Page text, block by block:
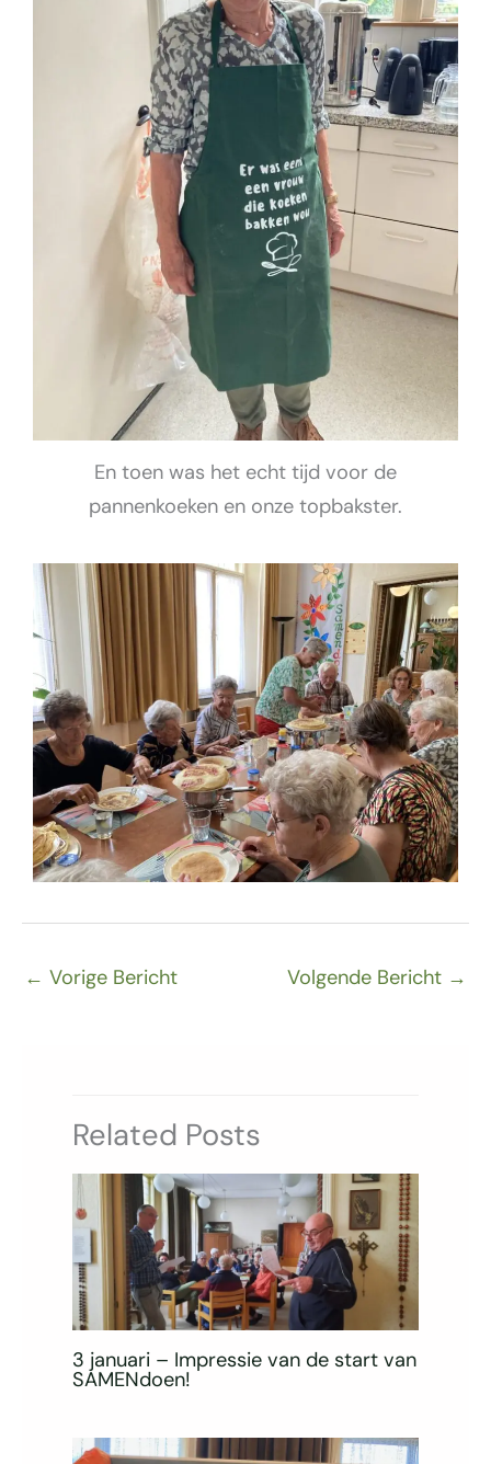
En toen was het echt tijd voor de
pannenkoeken en onze topbakster.
← Vorige Bericht Volgende Bericht →
Related Posts
3 januari – Impressie van de start van
SAMENdoen!